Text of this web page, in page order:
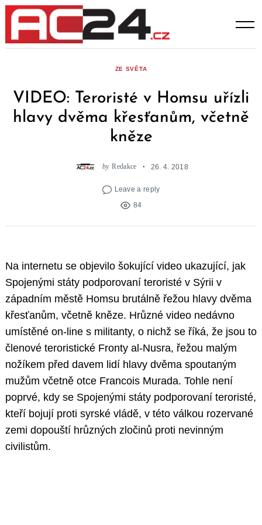
Skip
content
ZE SVĚTA
VIDEO: Teroristé v Homsu uřízli
hlavy dvěma křesťanům, včetně
kněze
by Redakce 26. 4. 2018
Leave a reply
84
Na internetu se objevilo šokující video ukazující, jak
Spojenými státy podporovaní teroristé v Sýrii v
západním městě Homsu brutálně řežou hlavy dvěma
křesťanům, včetně kněze. Hrůzné video nedávno
umístěné on-line s militanty, o nichž se říká, že jsou to
členové teroristické Fronty al-Nusra, řežou malým
nožíkem před davem lidí hlavy dvěma spoutaným
mužům včetně otce Francois Murada. Tohle není
poprvé, kdy se Spojenými státy podporovaní teroristé,
kteří bojují proti syrské vládě, v této válkou rozervané
zemi dopouští hrůzných zločinů proti nevinným
civilistům.